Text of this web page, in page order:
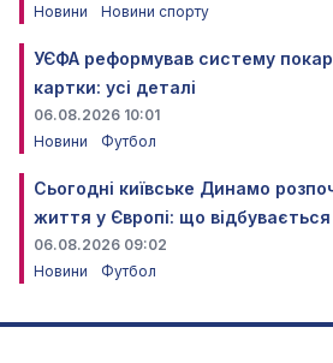
Новини
Новини спорту
УЄФА реформував систему
картки: усі деталі
06.08.2026 10:01
Новини
Футбол
Сьогодні київське Динамо
життя у Європі: що відбувається
06.08.2026 09:02
Новини
Футбол